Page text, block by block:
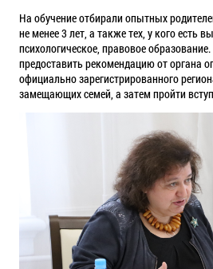
На обучение отбирали опытных
не менее 3 лет, а также тех, у кого есть
психологическое, правовое
предоставить рекомендацию от органа
официально зарегистрированного
замещающих семей, а затем пройти